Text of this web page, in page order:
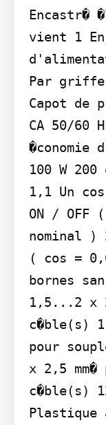
Encastr�
vient 1
Par
Capot de
CA 50/60
�conomie
100 W
1,1 Un
ON / OFF
nominal )
( cos =
bornes
1,5...2 x
c�ble(s)
pour
x 2,5
c�ble(s)
Plastique